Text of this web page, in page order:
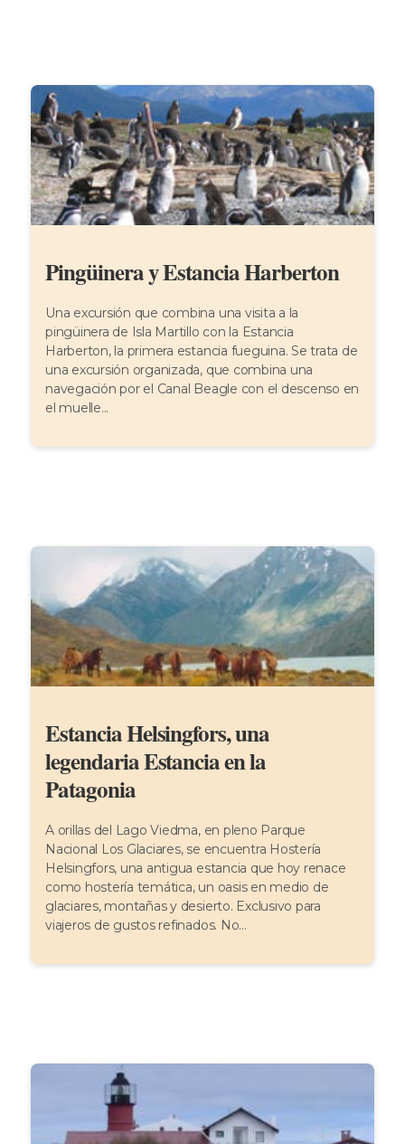
Pingüinera y Estancia Harberton
Una excursión que combina una visita a la
pingüinera de Isla Martillo con la Estancia
Harberton, la primera estancia fueguina. Se trata de
una excursión organizada, que combina una
navegación por el Canal Beagle con el descenso en
el muelle...
Estancia Helsingfors, una
legendaria Estancia en la
Patagonia
A orillas del Lago Viedma, en pleno Parque
Nacional Los Glaciares, se encuentra Hostería
Helsingfors, una antigua estancia que hoy renace
como hostería temática, un oasis en medio de
glaciares, montañas y desierto. Exclusivo para
viajeros de gustos refinados. No...